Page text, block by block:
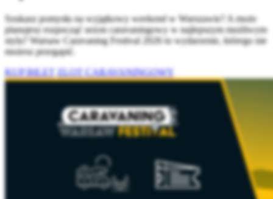
Szukasz pomysłu na wyjątkowy weekend w Warszawie? A może
planujesz rozpocząć sezon caravaningowy w najlepszym możliwym
stylu? Warsaw Caravaning Festival 2026 to wydarzenie, którego nie
możesz przegapić.
KUP BILET ZLOT CARAVANINGOWY